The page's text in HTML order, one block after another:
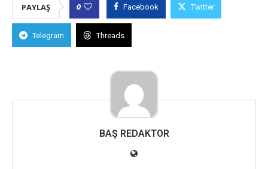
PAYLAŞ 0 Facebook Twitter
Telegram Threads
BAŞ REDAKTOR